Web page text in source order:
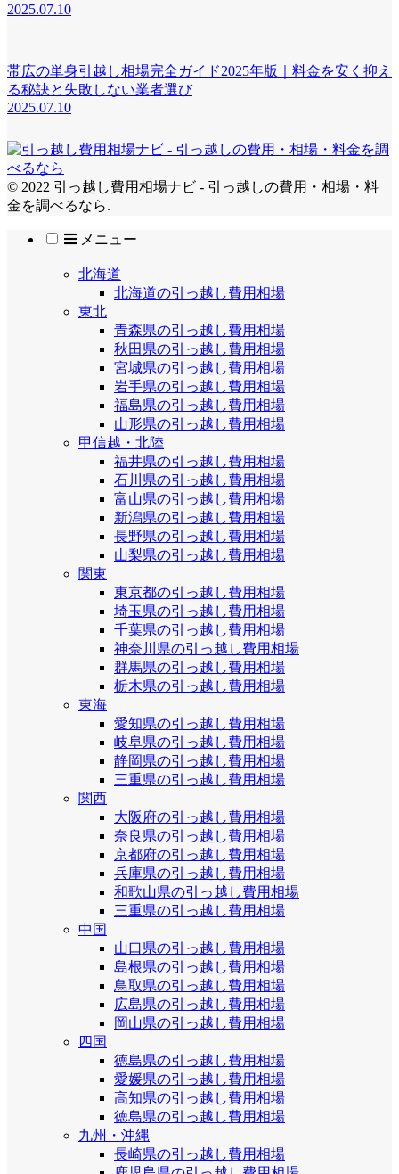
2025.07.10
帯広の単身引越し相場完全ガイド2025年版｜料金を安く抑え
る秘訣と失敗しない業者選び
2025.07.10
© 2022 引っ越し費用相場ナビ - 引っ越しの費用・相場・料
金を調べるなら.
メニュー
北海道
北海道の引っ越し費用相場
東北
青森県の引っ越し費用相場
秋田県の引っ越し費用相場
宮城県の引っ越し費用相場
岩手県の引っ越し費用相場
福島県の引っ越し費用相場
山形県の引っ越し費用相場
甲信越・北陸
福井県の引っ越し費用相場
石川県の引っ越し費用相場
富山県の引っ越し費用相場
新潟県の引っ越し費用相場
長野県の引っ越し費用相場
山梨県の引っ越し費用相場
関東
東京都の引っ越し費用相場
埼玉県の引っ越し費用相場
千葉県の引っ越し費用相場
神奈川県の引っ越し費用相場
群馬県の引っ越し費用相場
栃木県の引っ越し費用相場
東海
愛知県の引っ越し費用相場
岐阜県の引っ越し費用相場
静岡県の引っ越し費用相場
三重県の引っ越し費用相場
関西
大阪府の引っ越し費用相場
奈良県の引っ越し費用相場
京都府の引っ越し費用相場
兵庫県の引っ越し費用相場
和歌山県の引っ越し費用相場
三重県の引っ越し費用相場
中国
山口県の引っ越し費用相場
島根県の引っ越し費用相場
鳥取県の引っ越し費用相場
広島県の引っ越し費用相場
岡山県の引っ越し費用相場
四国
徳島県の引っ越し費用相場
愛媛県の引っ越し費用相場
高知県の引っ越し費用相場
徳島県の引っ越し費用相場
九州・沖縄
長崎県の引っ越し費用相場